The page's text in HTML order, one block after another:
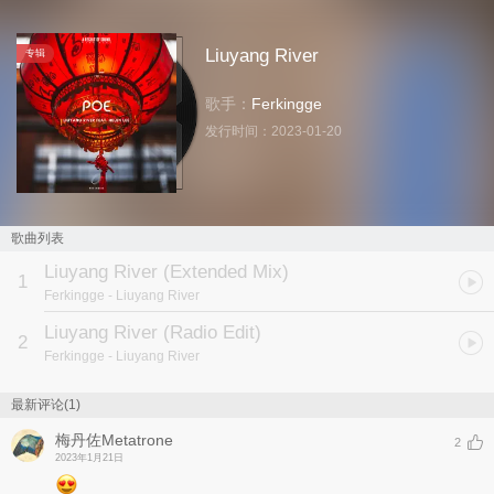
专辑 Liuyang River
歌手： Ferkingge
发行时间： 2023-01-20
歌曲列表
1 Liuyang River (Extended Mix)
Ferkingge - Liuyang River
2 Liuyang River (Radio Edit)
Ferkingge - Liuyang River
最新评论(1)
梅丹佐Metatrone
2023年1月21日
2